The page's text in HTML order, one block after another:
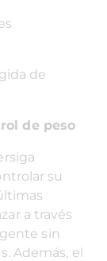
de
de peso
su
a través
sin
Además, el